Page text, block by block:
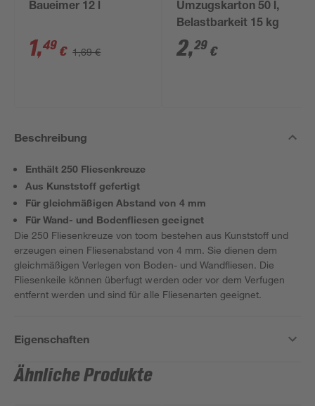
Baueimer 12 l
1,49 € 1,69 €
Umzugskarton 50 l,
Belastbarkeit 15 kg
2,29 €
Beschreibung
Enthält 250 Fliesenkreuze
Aus Kunststoff gefertigt
Für gleichmäßigen Abstand von 4 mm
Für Wand- und Bodenfliesen geeignet
Die 250 Fliesenkreuze von toom bestehen aus Kunststoff und
erzeugen einen Fliesenabstand von 4 mm. Sie dienen dem
gleichmäßigen Verlegen von Boden- und Wandfliesen. Die
Fliesenkeile können überfugt werden oder vor dem Verfugen
entfernt werden und sind für alle Fliesenarten geeignet.
Eigenschaften
Ähnliche Produkte